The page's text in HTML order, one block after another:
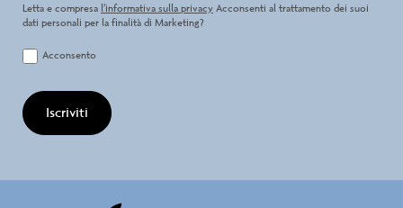
Letta e compresa l’informativa sulla privacy Acconsenti al trattamento dei suoi
dati personali per la finalità di Marketing?
Acconsento
Iscriviti